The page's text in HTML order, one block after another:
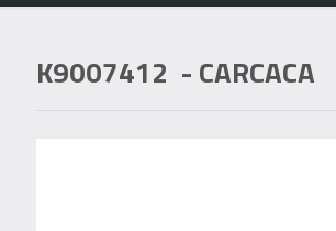
K9007412 - CARCACA